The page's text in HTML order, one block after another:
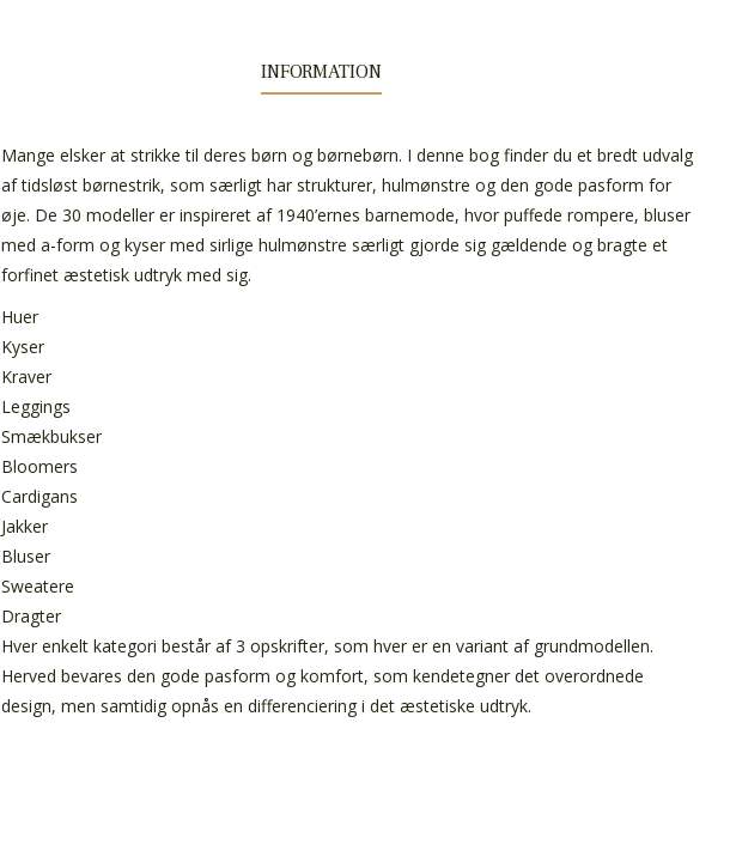
INFORMATION
Mange elsker at strikke til deres børn og børnebørn. I denne bog finder du et bredt udvalg
af tidsløst børnestrik, som særligt har strukturer, hulmønstre og den gode pasform for
øje. De 30 modeller er inspireret af 1940’ernes barnemode, hvor puffede rompere, bluser
med a-form og kyser med sirlige hulmønstre særligt gjorde sig gældende og bragte et
forfinet æstetisk udtryk med sig.
Huer
Kyser
Kraver
Leggings
Smækbukser
Bloomers
Cardigans
Jakker
Bluser
Sweatere
Dragter
Hver enkelt kategori består af 3 opskrifter, som hver er en variant af grundmodellen.
Herved bevares den gode pasform og komfort, som kendetegner det overordnede
design, men samtidig opnås en differenciering i det æstetiske udtryk.